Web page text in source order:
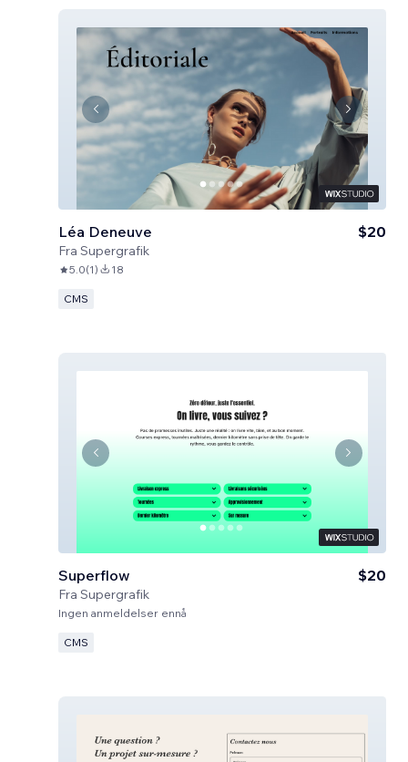
Léa Deneuve
Fra Supergrafik
$20
5.0(1) 18
CMS
Superflow
Fra Supergrafik
$20
Ingen anmeldelser ennå
CMS